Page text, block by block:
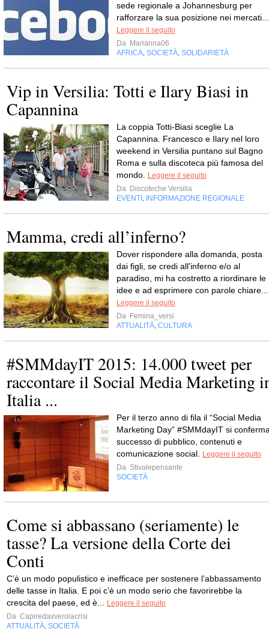
sede regionale a Johannesburg per
rafforzare la sua posizione nei mercati...
Leggere il seguito
Da Marianna06
AFRICA SOCIETÀ SOLIDARIETÀ
Vip in Versilia: Totti e Ilary Biasi in
Capannina
La coppia Totti-Biasi sceglie La
Capannina. Francesco e Ilary nel loro
weekend in Versilia puntano sul Bagno
Roma e sulla discoteca più famosa del
mondo.
Leggere il seguito
Da Discoteche Versilia
EVENTI
INFORMAZIONE REGIONALE
Mamma, credi all’inferno?
Dover rispondere alla domanda, posta
dai figli, se credi all'inferno e/o al
paradiso, mi ha costretto a riordinare le
idee e ad esprimere con parole chiare...
Leggere il seguito
Da Femina_versi
ATTUALITÀ CULTURA
#SMMdayIT 2015: 14.000 tweet per
raccontare il Social Media Marketing
Italia ...
Per il terzo anno di fila il “Social Media
Marketing Day” #SMMdayIT si
successo di pubblico, contenuti e
comunicazione social.
Leggere il seguito
Da Stivalepensante
SOCIETÀ
Come si abbassano (seriamente) le
tasse? La versione della Corte dei
Conti
C’è un modo populistico e inefficace per sostenere l’abbassamento
delle tasse in Italia. E poi c’è un modo serio che favorirebbe la
crescita del paese, ed è...
Leggere il seguito
Da Capiredavverolacrisi
ATTUALITÀ SOCIETÀ